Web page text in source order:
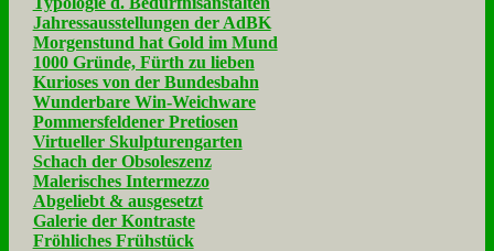
Jahressausstellungen der AdBK
Morgenstund hat Gold im Mund
1000 Gründe, Fürth zu lieben
Kurioses von der Bundesbahn
Wunderbare Win-Weichware
Pommersfeldener Pretiosen
Virtueller Skulpturengarten
Schach der Obsoleszenz
Malerisches Intermezzo
Abgeliebt & ausgesetzt
Galerie der Kontraste
Fröhliches Frühstück